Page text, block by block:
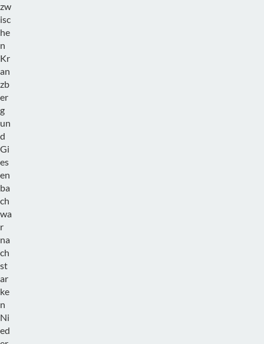
zw
isc
he
n
Kr
an
zb
er
g
un
d
Gi
es
en
ba
ch
wa
r
na
ch
st
ar
ke
n
Ni
ed